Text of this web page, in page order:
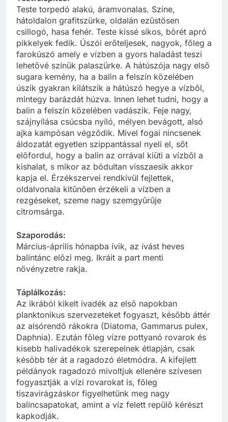
Teste torpedó alakú, áramvonalas. Színe,
hátoldalon grafitszürke, oldalán ezüstösen
csillogó, hasa fehér. Teste kissé síkos, bõrét apró
pikkelyek fedik. Úszói erőteljesek, nagyok, főleg a
farokúszó amely e vízben a gyors haladást teszi
lehetővé színük palaszürke. A hátúszója nagy első
sugara kemény, ha a balin a felszín közelében
úszik gyakran kilátszik a hátúszó hegye a vízből,
mintegy barázdát húzva. Innen lehet tudni, hogy a
balin a felszín közelében vadászik. Feje nagy,
szájnyílása csúcsba nyíló, mélyen bevágott, alsó
ajka kampósan végzõdik. Mivel fogai nincsenek
áldozatát egyetlen szippantással nyeli el, sőt
elõfordul, hogy a balin az orrával kiüti a vízbõl a
kishalat, s mikor az bódultan visszaesik akkor
kapja el. Érzékszervei rendkívül fejlettek,
oldalvonala kitûnõen érzékeli a vízben a
rezgéseket, szeme nagy szemgyûrûje
citromsárga.
Szaporodás:
Március-április hónapba ívik, az ívást heves
balintánc elõzi meg. Ikráit a part menti
növényzetre rakja.
Táplálkozás:
Az ikrából kikelt ivadék az elsõ napokban
planktonikus szervezeteket fogyaszt, késõbb áttér
az alsórendõ rákokra (Diatoma, Gammarus pulex,
Daphnia). Ezután fõleg vízre pottyanó rovarok és
kisebb halivadékok szerepelnek étlapján, csak
késõbb tér át a ragadozó életmódra. A kifejlett
példányok ragadozó mivoltjuk ellenére szívesen
fogyasztják a vízi rovarokat is, fõleg
tiszavirágzáskor figyelhetünk meg nagy
balincsapatokat, amint a víz felett repülõ kérészt
kapkodják.